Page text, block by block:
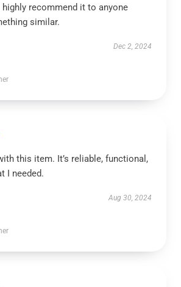
recommend it to anyone
similar.
Dec 2, 2024
this item. It’s reliable, functional,
I needed.
Aug 30, 2024